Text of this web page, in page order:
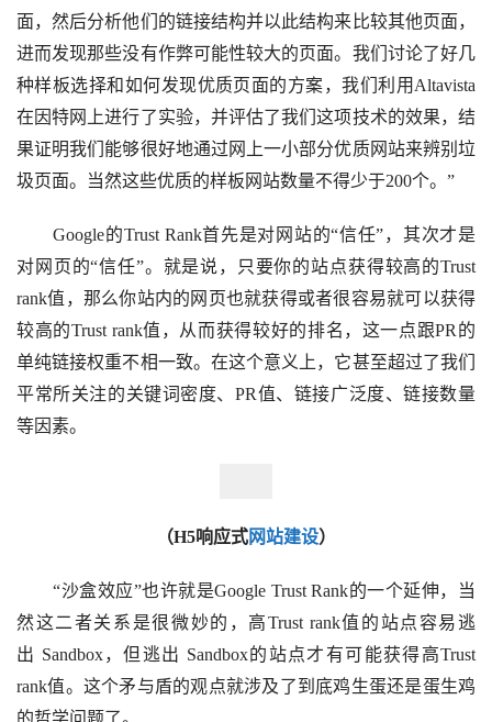
面，然后分析他们的链接结构并以此结构来比较其他页面，
进而发现那些没有作弊可能性较大的页面。我们讨论了好几
种样板选择和如何发现优质页面的方案，我们利用Altavista
在因特网上进行了实验，并评估了我们这项技术的效果，结
果证明我们能够很好地通过网上一小部分优质网站来辨别垃
圾页面。当然这些优质的样板网站数量不得少于200个。”
Google的Trust Rank首先是对网站的“信任”，其次才是
对网页的“信任”。就是说，只要你的站点获得较高的Trust
rank值，那么你站内的网页也就获得或者很容易就可以获得
较高的Trust rank值，从而获得较好的排名，这一点跟PR的
单纯链接权重不相一致。在这个意义上，它甚至超过了我们
平常所关注的关键词密度、PR值、链接广泛度、链接数量
等因素。
（H5响应式网站建设）
“沙盒效应”也许就是Google Trust Rank的一个延伸，当
然这二者关系是很微妙的，高Trust rank值的站点容易逃
出 Sandbox，但逃出 Sandbox的站点才有可能获得高Trust
rank值。这个矛与盾的观点就涉及了到底鸡生蛋还是蛋生鸡
的哲学问题了。